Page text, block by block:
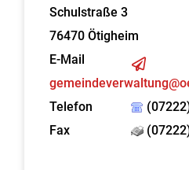
Schulstraße 3
76470 Ötigheim
E-Mail
Telefon
Fax